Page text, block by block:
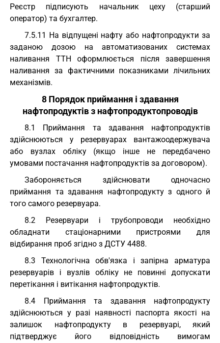
Реєстр підписують начальник цеху (старший
оператор) та бухгалтер.
7.5.11 На відпущені нафту або нафтопродукти за
заданою дозою на автоматизованих системах
наливання ТТН оформлюється після завершення
наливання за фактичними показниками лічильних
механізмів.
8 Порядок приймання і здавання
нафтопродуктів з нафтопродуктопроводів
8.1 Приймання та здавання нафтопродуктів
здійснюються у резервуарах вантажоодержувача
або вузлах обліку (якщо інше не передбачено
умовами постачання нафтопродуктів за договором).
Забороняється здійснювати одночасно
приймання та здавання нафтопродукту з одного й
того самого резервуара.
8.2 Резервуари і трубопроводи необхідно
обладнати стаціонарними пристроями для
відбирання проб згідно з ДСТУ 4488.
8.3 Технологічна обв'язка і запірна арматура
резервуарів і вузлів обліку не повинні допускати
перетікання і витікання нафтопродуктів.
8.4 Приймання та здавання нафтопродукту
здійснюються у разі наявності паспорта якості на
залишок нафтопродукту в резервуарі, який
підтверджує його відповідність вимогам